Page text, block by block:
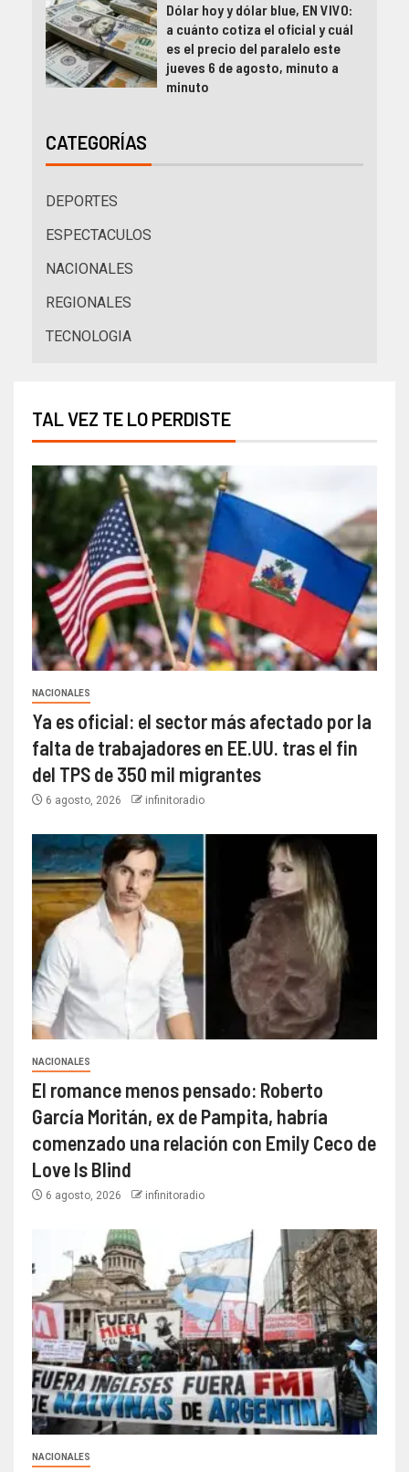
Dólar hoy y dólar blue, EN VIVO:
a cuánto cotiza el oficial y cuál
es el precio del paralelo este
jueves 6 de agosto, minuto a
minuto
CATEGORÍAS
DEPORTES
ESPECTACULOS
NACIONALES
REGIONALES
TECNOLOGIA
TAL VEZ TE LO PERDISTE
NACIONALES
Ya es oficial: el sector más afectado por la
falta de trabajadores en EE.UU. tras el fin
del TPS de 350 mil migrantes
6 agosto, 2026 infinitoradio
NACIONALES
El romance menos pensado: Roberto
García Moritán, ex de Pampita, habría
comenzado una relación con Emily Ceco de
Love Is Blind
6 agosto, 2026 infinitoradio
NACIONALES